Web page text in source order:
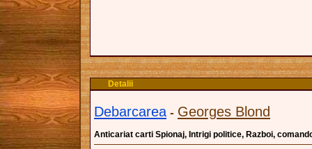
Detalii
Debarcarea- Georges Blond
Anticariat carti Spionaj, Intrigi politice, Razboi,